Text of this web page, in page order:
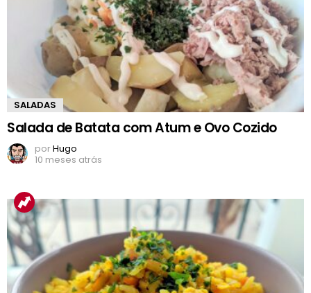
SALADAS
Salada de Batata com Atum e Ovo Cozido
porHugo
10 meses atrás